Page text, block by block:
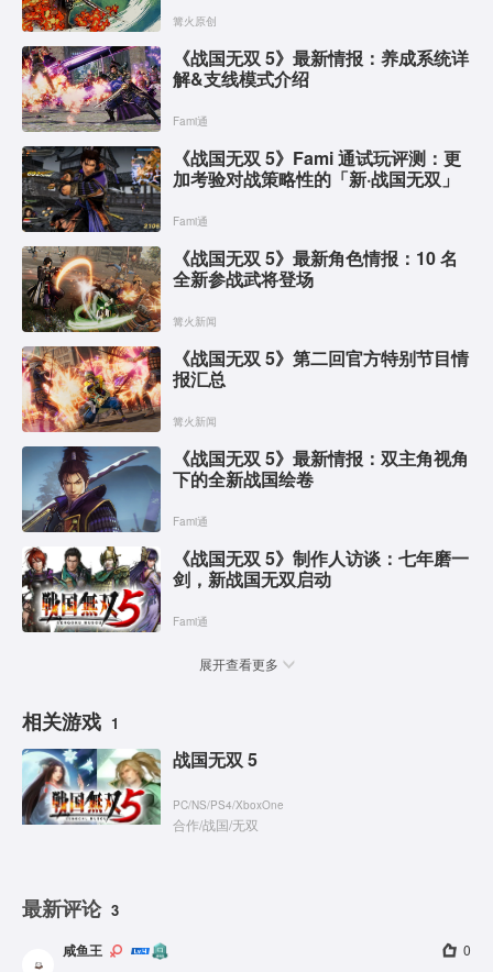
篝火原创
《战国无双 5》最新情报：养成系统详
解&支线模式介绍
Fami通
《战国无双 5》Fami 通试玩评测：更
加考验对战策略性的「新·战国无双」
Fami通
《战国无双 5》最新角色情报：10 名
全新参战武将登场
篝火新闻
《战国无双 5》第二回官方特别节目情
报汇总
篝火新闻
《战国无双 5》最新情报：双主角视角
下的全新战国绘卷
Fami通
《战国无双 5》制作人访谈：七年磨一
剑，新战国无双启动
Fami通
展开查看更多
相关游戏 1
战国无双 5
PC/NS/PS4/XboxOne
合作/战国/无双
最新评论 3
咸鱼王 0